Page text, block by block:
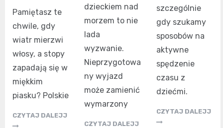
Pamiętasz te
chwile, gdy
wiatr mierzwi
włosy, a stopy
zapadają się w
miękkim
piasku? Polskie
CZYTAJ DALEJJ
dzieckiem nad
morzem to nie
lada
wyzwanie.
Nieprzygotowa
ny wyjazd
może zamienić
wymarzony
CZYTAJ DALEJJ
szczególnie
gdy szukamy
sposobów na
aktywne
spędzenie
czasu z
dziećmi.
CZYTAJ DALEJJ